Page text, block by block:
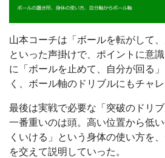
山本コーチは「ボールを転がして
といった声掛けで、ポイントに意
に「ボールを止めて、自分が回る
く、ボール軸のドリブルにもチャ
最後は実戦で必要な「突破のドリ
一番重いのは頭。高い位置から低
くいける」という身体の使い方を
を交えて説明していった。